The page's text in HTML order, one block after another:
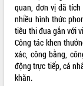
VIDEO
Loading the player...
quan, đơn vị đã
nhiều hình thức
tiêu thi đua gắn với
Công tác khen
xác, công bằng,
động trực tiếp, cá
khăn.